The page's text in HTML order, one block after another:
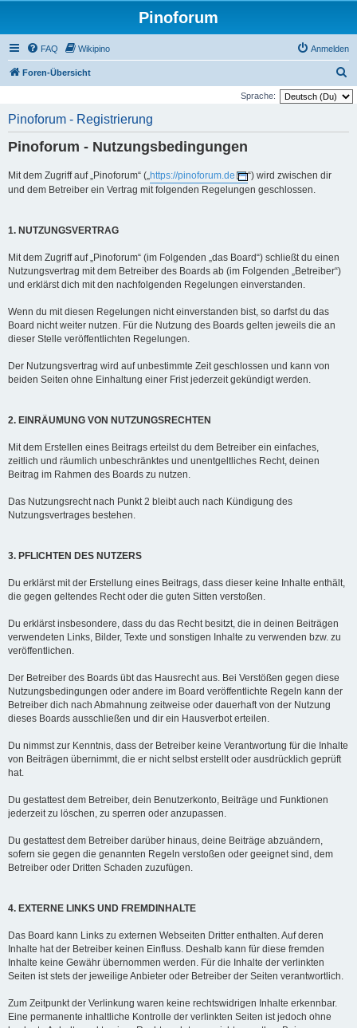
Pinoforum
FAQ Wikipino Anmelden
Foren-Übersicht
u
Sprache:
Pinoforum - Registrierung
Pinoforum - Nutzungsbedingungen
Mit dem Zugriff auf „Pinoforum“ („https://pinoforum.de
“) wird zwischen dir
und dem Betreiber ein Vertrag mit folgenden Regelungen geschlossen.
1. NUTZUNGSVERTRAG
Mit dem Zugriff auf „Pinoforum“ (im Folgenden „das Board“) schließt du einen
Nutzungsvertrag mit dem Betreiber des Boards ab (im Folgenden „Betreiber“)
und erklärst dich mit den nachfolgenden Regelungen einverstanden.
Wenn du mit diesen Regelungen nicht einverstanden bist, so darfst du das
Board nicht weiter nutzen. Für die Nutzung des Boards gelten jeweils die an
dieser Stelle veröffentlichten Regelungen.
Der Nutzungsvertrag wird auf unbestimmte Zeit geschlossen und kann von
beiden Seiten ohne Einhaltung einer Frist jederzeit gekündigt werden.
2. EINRÄUMUNG VON NUTZUNGSRECHTEN
Mit dem Erstellen eines Beitrags erteilst du dem Betreiber ein einfaches,
zeitlich und räumlich unbeschränktes und unentgeltliches Recht, deinen
Beitrag im Rahmen des Boards zu nutzen.
Das Nutzungsrecht nach Punkt 2 bleibt auch nach Kündigung des
Nutzungsvertrages bestehen.
3. PFLICHTEN DES NUTZERS
Du erklärst mit der Erstellung eines Beitrags, dass dieser keine Inhalte enthält,
die gegen geltendes Recht oder die guten Sitten verstoßen.
Du erklärst insbesondere, dass du das Recht besitzt, die in deinen Beiträgen
verwendeten Links, Bilder, Texte und sonstigen Inhalte zu verwenden bzw. zu
veröffentlichen.
Der Betreiber des Boards übt das Hausrecht aus. Bei Verstößen gegen diese
Nutzungsbedingungen oder andere im Board veröffentlichte Regeln kann der
Betreiber dich nach Abmahnung zeitweise oder dauerhaft von der Nutzung
dieses Boards ausschließen und dir ein Hausverbot erteilen.
Du nimmst zur Kenntnis, dass der Betreiber keine Verantwortung für die Inhalte
von Beiträgen übernimmt, die er nicht selbst erstellt oder ausdrücklich geprüft
hat.
Du gestattest dem Betreiber, dein Benutzerkonto, Beiträge und Funktionen
jederzeit zu löschen, zu sperren oder anzupassen.
Du gestattest dem Betreiber darüber hinaus, deine Beiträge abzuändern,
sofern sie gegen die genannten Regeln verstoßen oder geeignet sind, dem
Betreiber oder Dritten Schaden zuzufügen.
4. EXTERNE LINKS UND FREMDINHALTE
Das Board kann Links zu externen Webseiten Dritter enthalten. Auf deren
Inhalte hat der Betreiber keinen Einfluss. Deshalb kann für diese fremden
Inhalte keine Gewähr übernommen werden. Für die Inhalte der verlinkten
Seiten ist stets der jeweilige Anbieter oder Betreiber der Seiten verantwortlich.
Zum Zeitpunkt der Verlinkung waren keine rechtswidrigen Inhalte erkennbar.
Eine permanente inhaltliche Kontrolle der verlinkten Seiten ist jedoch ohne